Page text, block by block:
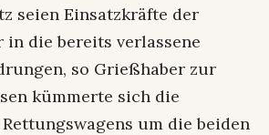
seien Einsatzkräfte der
in die bereits verlassene
so Grießhaber zur
kümmerte sich die
um die beiden